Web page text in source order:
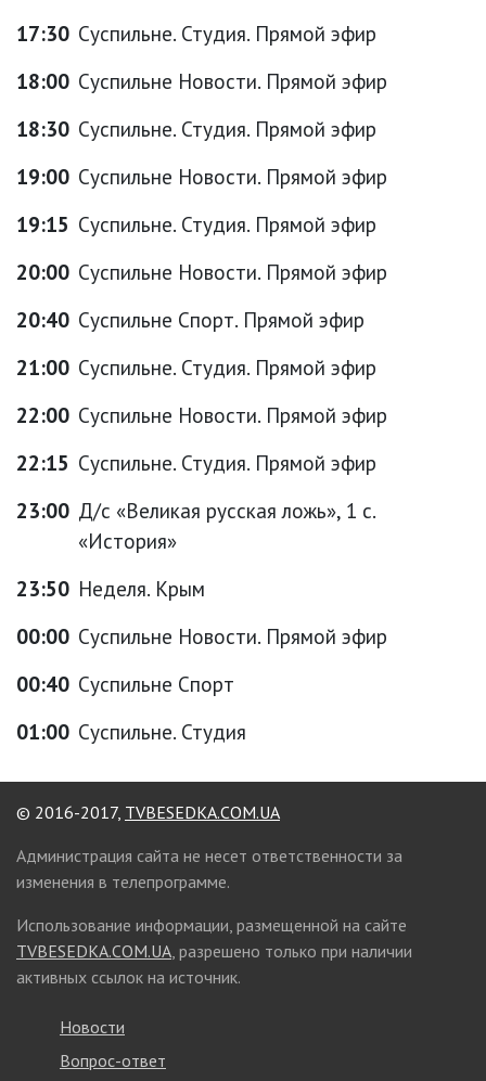
17:30 Суспильне. Студия. Прямой эфир
18:00 Суспильне Новости. Прямой эфир
18:30 Суспильне. Студия. Прямой эфир
19:00 Суспильне Новости. Прямой эфир
19:15 Суспильне. Студия. Прямой эфир
20:00 Суспильне Новости. Прямой эфир
20:40 Суспильне Спорт. Прямой эфир
21:00 Суспильне. Студия. Прямой эфир
22:00 Суспильне Новости. Прямой эфир
22:15 Суспильне. Студия. Прямой эфир
23:00 Д/с «Великая русская ложь», 1 с.
«История»
23:50 Неделя. Крым
00:00 Суспильне Новости. Прямой эфир
00:40 Суспильне Спорт
01:00 Суспильне. Студия
© 2016-2017, TVBESEDKA.COM.UA
Администрация сайта не несет ответственности за
изменения в телепрограмме.
Использование информации, размещенной на сайте
TVBESEDKA.COM.UA, разрешено только при наличии
активных ссылок на источник.
Новости
Вопрос-ответ